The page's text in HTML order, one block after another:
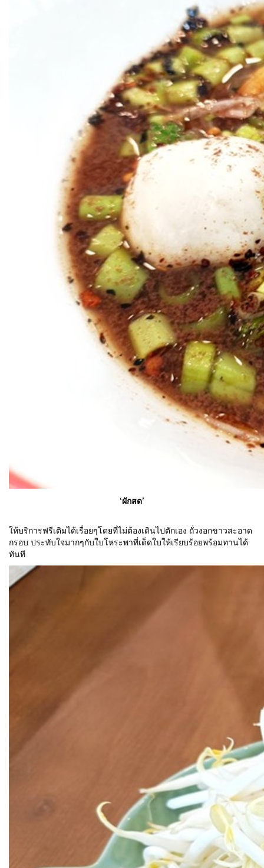
‘ผักสด’
ให้บริการฟรีเติมได้เรื่อยๆโดยที่ไม่ต้องเดินไปตักเอง ถั่วงอกขาวสะอาด
กรอบ ประทับใจมากๆกับใบโหระพาที่เด็ดใบให้เรียบร้อยพร้อมทานได้
ทันที